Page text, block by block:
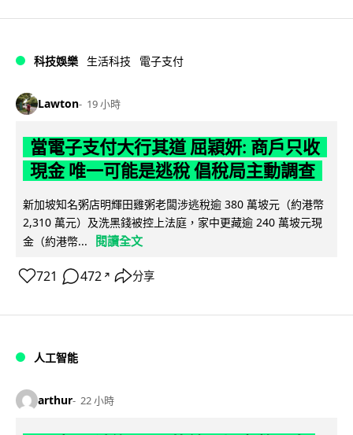
科技娛樂 生活科技 電子支付
Lawton 19 小時
當電子支付大行其道 屈穎妍: 商戶只收
現金 唯一可能是逃稅 倡稅局主動調查
新加坡知名粥店明輝田雞粥老闆涉逃稅逾 380 萬坡元（約港幣
2,310 萬元）及洗黑錢被控上法庭，家中更藏逾 240 萬坡元現
金（約港幣...
閱讀全文
721 472 ↗ 分享
人工智能
arthur 22 小時